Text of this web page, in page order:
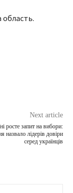
Next article
росте запит на вибори:
назвало лідерів довіри
серед українців